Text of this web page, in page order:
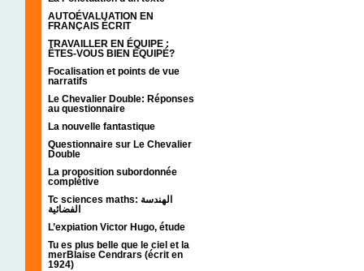
AUTOÉVALUATION EN
FRANÇAIS ÉCRIT
TRAVAILLER EN ÉQUIPE :
ÊTES-VOUS BIEN ÉQUIPÉ?
Focalisation et points de vue
narratifs
Le Chevalier Double: Réponses
au questionnaire
La nouvelle fantastique
Questionnaire sur Le Chevalier
Double
La proposition subordonnée
complétive
Tc sciences maths: الهندسة
الفضائية
L’expiation Victor Hugo, étude
Tu es plus belle que le ciel et la
merBlaise Cendrars (écrit en
1924)